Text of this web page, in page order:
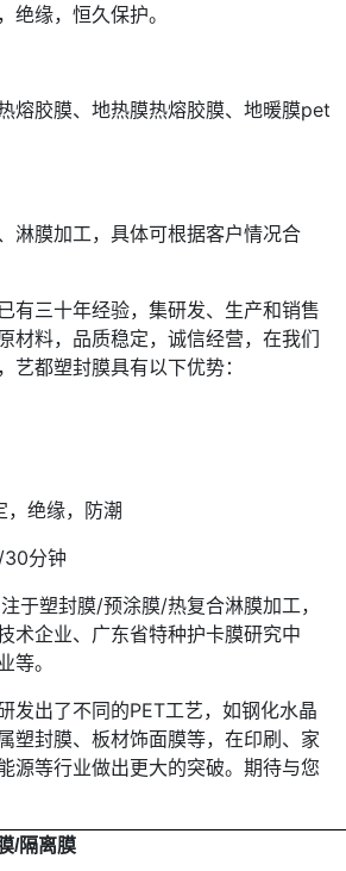
绝缘，恒久保护。
熔胶膜、地热膜热熔胶膜、地暖膜pet
淋膜加工，具体可根据客户情况合
有三十年经验，集研发、生产和销售
材料，品质稳定，诚信经营，在我们
艺都塑封膜具有以下优势：
，绝缘，防潮
分钟
于塑封膜/预涂膜/热复合淋膜加工，
术企业、广东省特种护卡膜研究中
等。
发出了不同的PET工艺，如钢化水晶
塑封膜、板材饰面膜等，在印刷、家
源等行业做出更大的突破。期待与您
/隔离膜